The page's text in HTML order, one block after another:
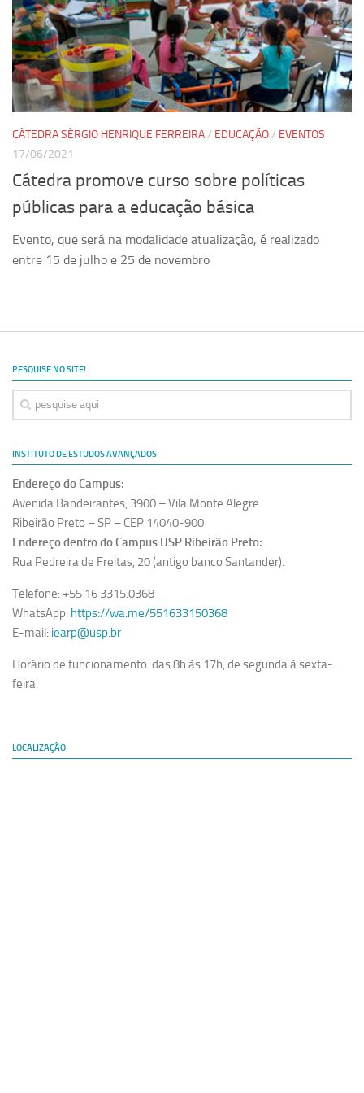
Equipe
Estrutura do polo
Espaço de Eventos
Projetos
Ciência com Pipoca
Ciência Por Elas
Pint of Science
União Pró-Vacina
USP Analisa
Publicações
Revista Estudos Avançados
Espaço Cultural
Newsletter
CÁTEDRA SÉRGIO HENRIQUE FERREIRA/ EDUCAÇÃO/ EVENTOS
17/06/2021
Cátedra promove curso sobre políticas
públicas para a educação básica
Evento, que será na modalidade atualização, é realizado
entre 15 de julho e 25 de novembro
PESQUISE NO SITE!
INSTITUTO DE ESTUDOS AVANÇADOS
Endereço do Campus:
Avenida Bandeirantes, 3900 – Vila Monte Alegre
Ribeirão Preto – SP – CEP 14040-900
Endereço dentro do Campus USP Ribeirão Preto:
Rua Pedreira de Freitas, 20 (antigo banco Santander).
Telefone: +55 16 3315.0368
WhatsApp: https://wa.me/551633150368
E-mail: iearp@usp.br
Horário de funcionamento: das 8h às 17h, de segunda à sexta-
feira.
LOCALIZAÇÃO